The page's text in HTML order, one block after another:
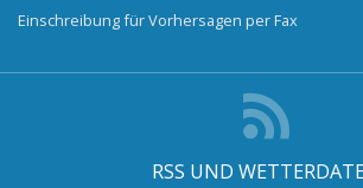
Einschreibung für Vorhersagen per Fax
RSS UND